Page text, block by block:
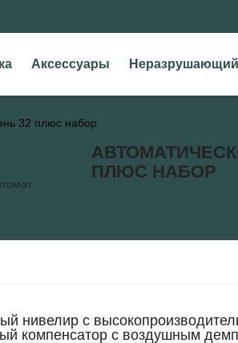
Аксессуары
32 плюс набор
ПЛЮС НАБОР
нивелир с
компенсатор с воздушным